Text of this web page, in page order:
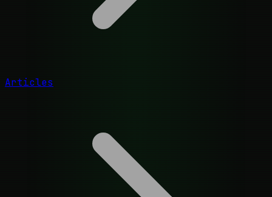
Articles